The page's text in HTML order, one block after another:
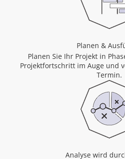
Planen &
Planen Sie Ihr Projekt in
Projektfortschritt im Auge und
Termin.
Analyse wird